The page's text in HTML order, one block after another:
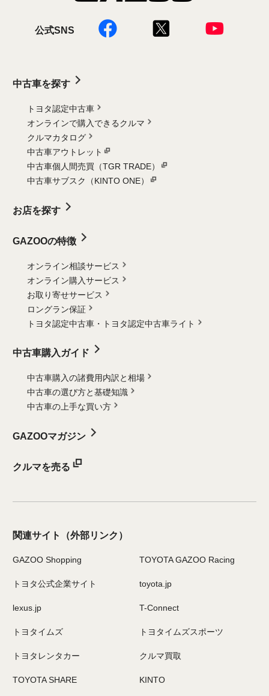
公式SNS
中古車を探す
トヨタ認定中古車
オンラインで購入できるクルマ
クルマカタログ
中古車アウトレット
中古車個人間売買（TGR TRADE）
中古車サブスク（KINTO ONE）
お店を探す
GAZOOの特徴
オンライン相談サービス
オンライン購入サービス
お取り寄せサービス
ロングラン保証
トヨタ認定中古車・
トヨタ認定中古車ライト
中古車購入ガイド
中古車購入の諸費用内訳と相場
中古車の選び方と基礎知識
中古車の上手な買い方
GAZOOマガジン
クルマを売る
関連サイト （外部リンク）
GAZOO Shopping TOYOTA GAZOO Racing
トヨタ公式企業サイト toyota.jp
lexus.jp T-Connect
トヨタイムズ トヨタイムズスポーツ
トヨタレンタカー クルマ買取
TOYOTA SHARE KINTO